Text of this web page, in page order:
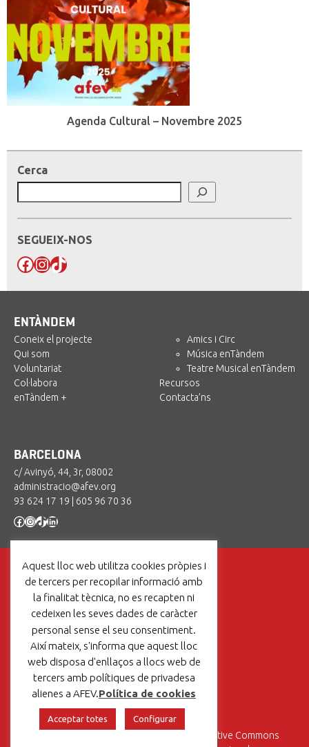
Agenda Cultural – Novembre 2025
Cerca
SEGUEIX-NOS
Facebook
Instagram
TikTok
ENTÀNDEM
Coneix el projecte
Qui som
Voluntariat
Col·labora
enTàndem +
Amics i Circ
Música enTàndem
Teatre Musical enTàndem
Recursos
Contacta’ns
BARCELONA
c/ Avinyó, 44, 3r, 08002
administracio@afev.org
93 624 17 19
605 96 70 36
Facebook
Instagram
TikTok
LinkedIn
Un projecte de:
Avís legal|Política de cookies
Llicència Creative Commons
Aquest lloc web utilitza cookies pròpies i
de tercers per recopilar informació amb
la finalitat tècnica, no es recapten ni
cedeixen les seves dades de caràcter
personal sense el seu consentiment.
Així mateix, s'informa que aquest lloc
web disposa d'enllaços a llocs web de
tercers amb polítiques de privadesa
alienes a AFEV.Política de cookies
Acceptar totes Configurar